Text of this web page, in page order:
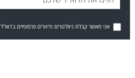
אני מאשר קבלת ניוזלטרים ודיוורים פרסומיים בדוא"ל